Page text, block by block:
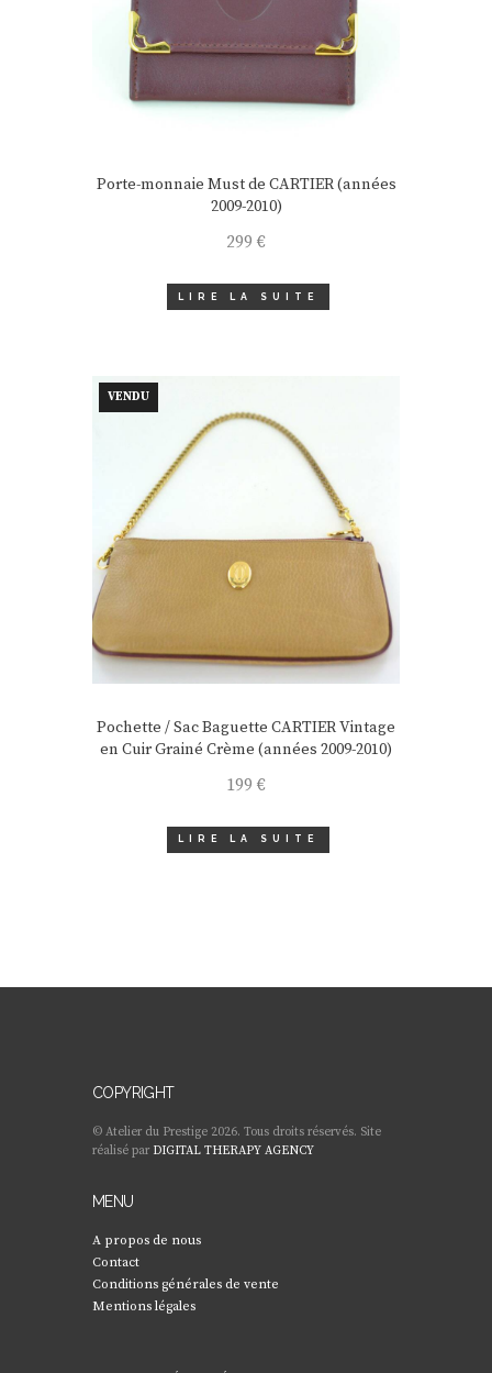
Porte-monnaie Must de CARTIER (années
2009-2010)
299 €
LIRE LA SUITE
VENDU
Pochette / Sac Baguette CARTIER Vintage
en Cuir Grainé Crème (années 2009-2010)
199 €
LIRE LA SUITE
COPYRIGHT
© Atelier du Prestige 2026. Tous droits réservés. Site
réalisé par DIGITAL THERAPY AGENCY
MENU
A propos de nous
Contact
Conditions générales de vente
Mentions légales